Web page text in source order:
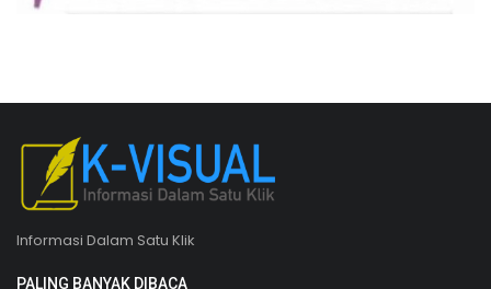
Informasi Dalam Satu Klik
PALING BANYAK DIBACA